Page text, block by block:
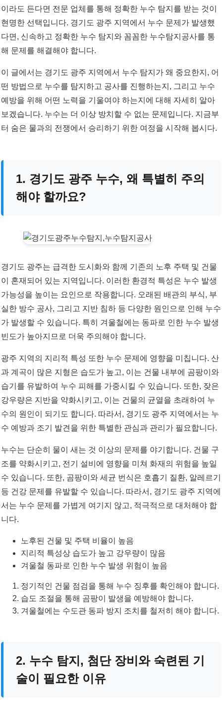
이라도 든다면 전문 업체를 통해 정확한 누수 탐지를 받는 것이
현명한 선택입니다. 경기도 광주 지역에서 누수 문제가 발생했
다면, 신속하고 정확한 누수 탐지와 꼼꼼한 누수탐지공사를 통
해 문제를 해결해야 합니다.
이 글에서는 경기도 광주 지역에서 누수 탐지가 왜 중요한지, 어
떤 방법으로 누수를 탐지하고 공사를 진행하는지, 그리고 누수
예방을 위해 어떤 노력을 기울여야 하는지에 대해 자세히 알아
보겠습니다. 누수는 더 이상 방치할 수 없는 문제입니다. 지금부
터 숨은 물과의 전쟁에서 승리하기 위한 여정을 시작해 봅시다.
1. 경기도 광주 누수, 왜 특별히 주의
해야 할까요?
경기도 광주는 급격한 도시화와 함께 기존의 노후 주택 및 건물
이 혼재되어 있는 지역입니다. 이러한 환경적 특성은 누수 발생
가능성을 높이는 요인으로 작용합니다. 오래된 배관의 부식, 부
실한 방수 공사, 그리고 지반 침하 등 다양한 원인으로 인해 누수
가 발생할 수 있습니다. 특히 겨울철에는 동파로 인한 누수 발생
빈도가 높아지므로 더욱 주의해야 합니다.
광주 지역의 지리적 특성 또한 누수 문제에 영향을 미칩니다. 산
과 계곡이 많은 지형은 습도가 높고, 이는 건물 내부에 곰팡이와
습기를 유발하여 누수 피해를 가중시킬 수 있습니다. 또한, 잦은
강우량은 지반을 약화시키고, 이는 건물의 균열을 초래하여 누
수의 원인이 되기도 합니다. 따라서, 경기도 광주 지역에서는 누
수 예방과 조기 발견을 위한 특별한 관심과 관리가 필요합니다.
누수는 단순히 물이 새는 것 이상의 문제를 야기합니다. 건물 구
조를 약화시키고, 전기 설비에 영향을 미쳐 화재의 위험을 높일
수 있습니다. 또한, 곰팡이와 세균 번식은 호흡기 질환, 알레르기
등 건강 문제를 유발할 수 있습니다. 따라서, 경기도 광주 지역에
서는 누수 문제를 가볍게 여기지 않고, 적극적으로 대처해야 합
니다.
노후된 건물 및 주택 비율이 높음
지리적 특성상 습도가 높고 강우량이 많음
겨울철 동파로 인한 누수 발생 위험이 높음
정기적인 건물 점검을 통해 누수 징후를 확인해야 합니다.
습도 조절을 통해 곰팡이 발생을 예방해야 합니다.
겨울철에는 수도관 동파 방지 조치를 철저히 해야 합니다.
2. 누수 탐지, 첨단 장비와 숙련된 기
술이 필요한 이유